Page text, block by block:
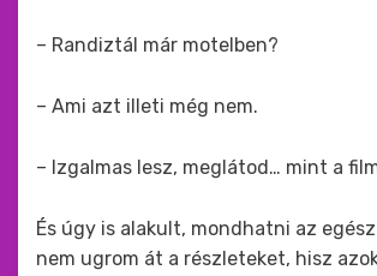
– Randiztál már motelben?
– Ami azt illeti még nem.
– Izgalmas lesz, meglátod… mint a
És úgy is alakult, mondhatni az
nem ugrom át a részleteket, hisz